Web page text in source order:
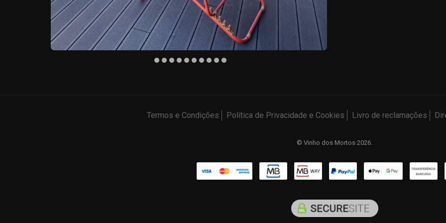
Termos e Condições Política de Privacidade e Cookies Livro de reclamações
© Vinho dos Mortos 2026.